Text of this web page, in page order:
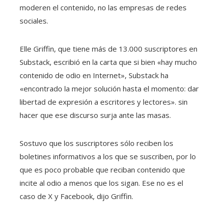
moderen el contenido, no las empresas de redes
sociales.
Elle Griffin, que tiene más de 13.000 suscriptores en
Substack, escribió en la carta que si bien «hay mucho
contenido de odio en Internet», Substack ha
«encontrado la mejor solución hasta el momento: dar
libertad de expresión a escritores y lectores». sin
hacer que ese discurso surja ante las masas.
Sostuvo que los suscriptores sólo reciben los
boletines informativos a los que se suscriben, por lo
que es poco probable que reciban contenido que
incite al odio a menos que los sigan. Ese no es el
caso de X y Facebook, dijo Griffin.